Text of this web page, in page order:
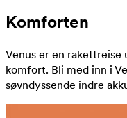
Komforten
Venus er en rakettreise
komfort. Bli med inn i
søvndyssende indre